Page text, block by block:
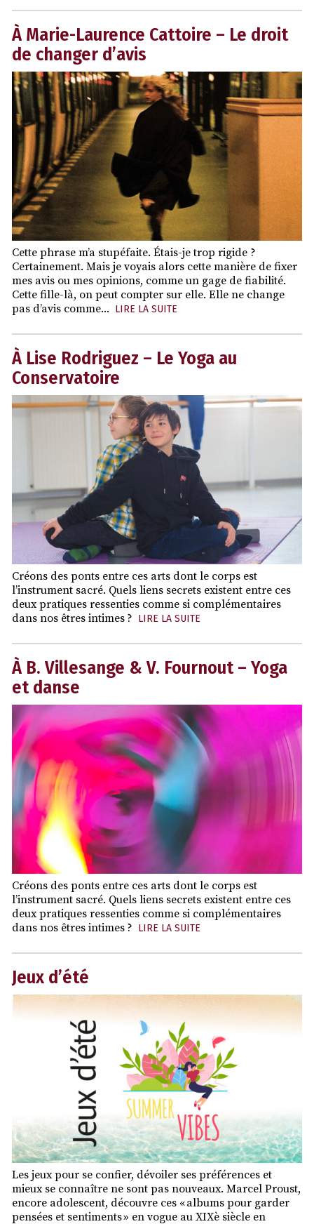
À Marie-Laurence Cattoire – Le droit
de changer d’avis
Cette phrase m’a stupéfaite. Étais-je trop rigide ?
Certainement. Mais je voyais alors cette manière de fixer
mes avis ou mes opinions, comme un gage de fiabilité.
Cette fille-là, on peut compter sur elle. Elle ne change
pas d’avis comme... LIRE LA SUITE
À Lise Rodriguez – Le Yoga au
Conservatoire
Créons des ponts entre ces arts dont le corps est
l’instrument sacré. Quels liens secrets existent entre ces
deux pratiques ressenties comme si complémentaires
dans nos êtres intimes ? LIRE LA SUITE
À B. Villesange & V. Fournout – Yoga
et danse
Créons des ponts entre ces arts dont le corps est
l’instrument sacré. Quels liens secrets existent entre ces
deux pratiques ressenties comme si complémentaires
dans nos êtres intimes ? LIRE LA SUITE
Jeux d’été
Les jeux pour se confier, dévoiler ses préférences et
mieux se connaître ne sont pas nouveaux. Marcel Proust,
encore adolescent, découvre ces « albums pour garder
pensées et sentiments » en vogue au XIXè siècle en